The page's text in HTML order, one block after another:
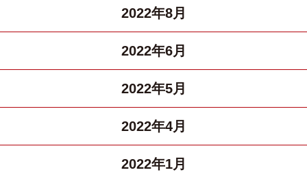
2022年8月
2022年6月
2022年5月
2022年4月
2022年1月